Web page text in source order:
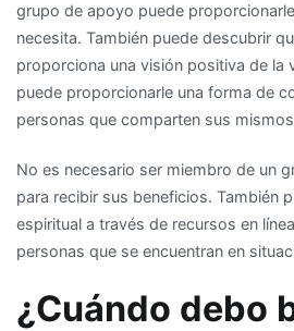
grupo de apoyo puede
necesita. También puede descubrir
proporciona una visión positiva de la
puede proporcionarle una forma de
personas que comparten sus
No es necesario ser miembro de un
para recibir sus beneficios. También
espiritual a través de recursos en
personas que se encuentran en
¿Cuándo debo